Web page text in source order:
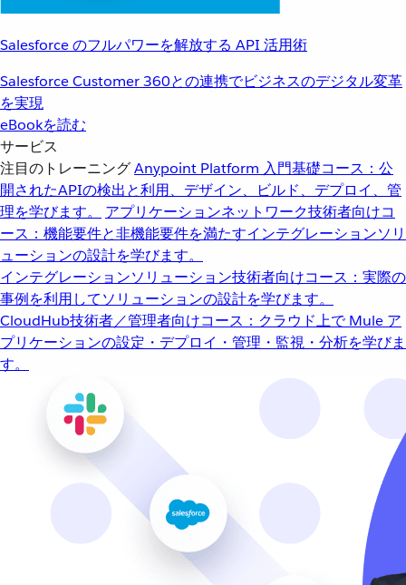
Salesforce のフルパワーを解放する API 活用術
Salesforce Customer 360との連携でビジネスのデジタル変革
を実現
eBookを読む
サービス
注目のトレーニングAnypoint Platform 入門基礎コース：公
開されたAPIの検出と利用、デザイン、ビルド、デプロイ、管
理を学びます。
アプリケーションネットワーク技術者向けコ
ース：機能要件と非機能要件を満たすインテグレーションソリ
ューションの設計を学びます。
インテグレーションソリューション技術者向けコース：実際の
事例を利用してソリューションの設計を学びます。
CloudHub技術者／管理者向けコース：クラウド上で Mule ア
プリケーションの設定・デプロイ・管理・監視・分析を学びま
す。